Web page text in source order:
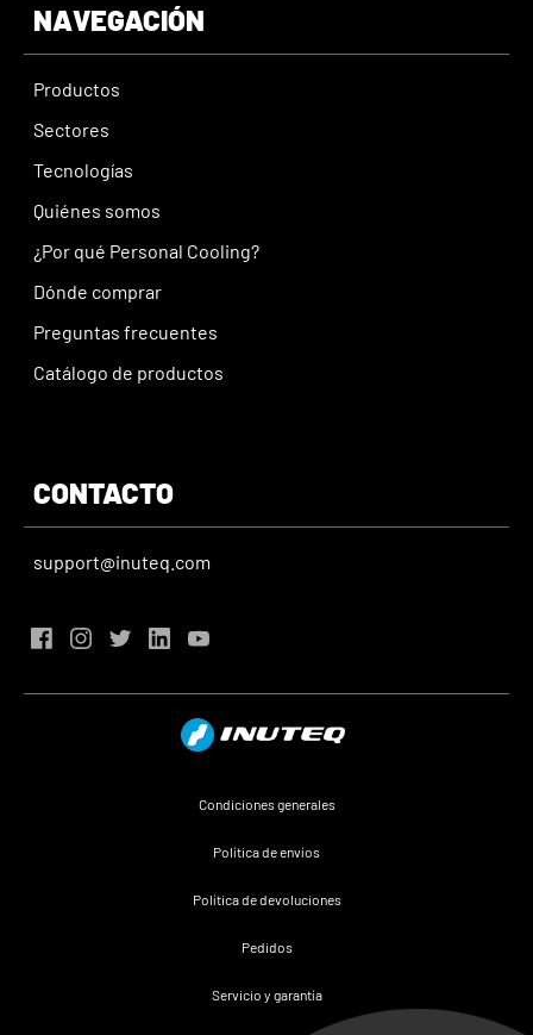
NAVEGACIÓN
Productos
Sectores
Tecnologías
Quiénes somos
¿Por qué Personal Cooling?
Dónde comprar
Preguntas frecuentes
Catálogo de productos
CONTACTO
support@inuteq.com
Condiciones generales
Política de envíos
Política de devoluciones
Pedidos
Servicio y garantía